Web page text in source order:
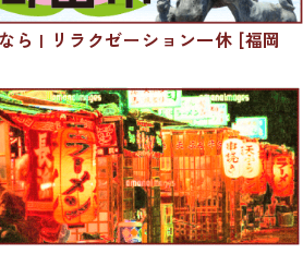
ら | リラクゼーション一休 [福岡